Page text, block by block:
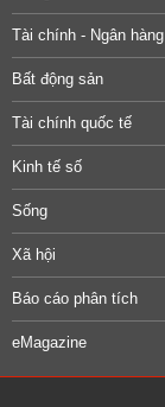
Tài chính - Ngân hàng
Bất động sản
Tài chính quốc tế
Kinh tế số
Sống
Xã hội
Báo cáo phân tích
eMagazine